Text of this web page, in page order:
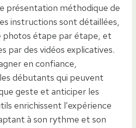
présentation méthodique de
instructions sont détaillées,
photos étape par étape, et
par des vidéos explicatives.
en confiance,
débutants qui peuvent
geste et anticiper les
enrichissent l’expérience
à son rythme et son